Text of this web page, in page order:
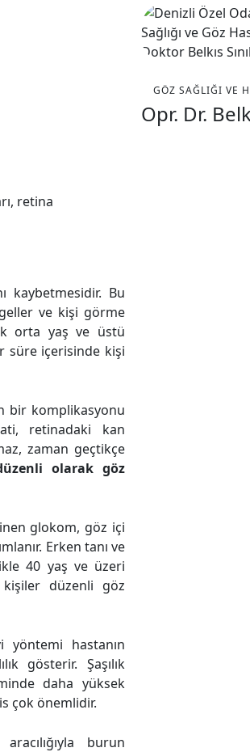
retina
kaybetmesidir. Bu
ve kişi görme
orta yaş ve üstü
süre içerisinde kişi
bir komplikasyonu
retinadaki kan
zaman geçtikçe
olarak göz
glokom, göz içi
Erken tanı ve
40 yaş ve üzeri
düzenli göz
yöntemi hastanın
gösterir. Şaşılık
daha yüksek
çok önemlidir.
aracılığıyla burun
GÖZ SAĞLIĞI VE
Opr. Dr.